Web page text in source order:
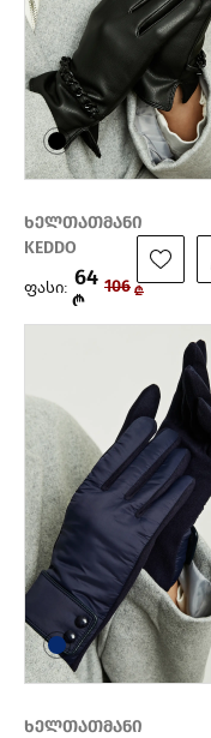
ხელთათმანი
KEDDO
ფასი: 64
₾
106 ₾
ხელთათმანი